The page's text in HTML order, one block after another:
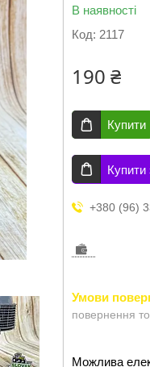
В наявності
Код: 2117
190 ₴
Купити
Купити
+380 (96)
повернення